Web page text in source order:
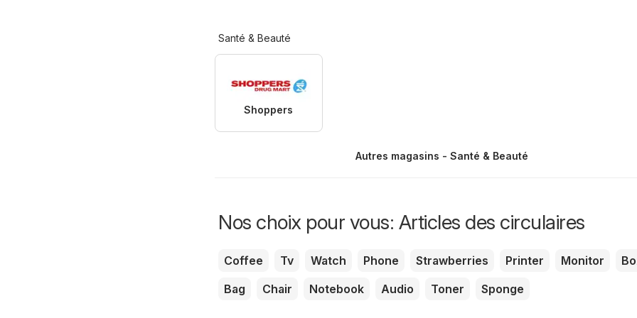
Santé & Beauté
Shoppers
Autres magasins - Santé & Beauté
Nos choix pour vous: Articles des circulaires
Coffee Tv Watch Phone Strawberries Printer Monitor
Bag
Chair Notebook Audio Toner Sponge